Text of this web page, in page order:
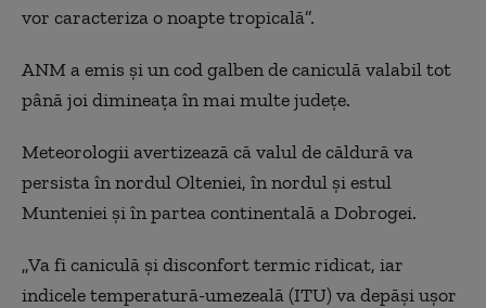
vor caracteriza o noapte tropicală”.
ANM a emis și un cod galben de caniculă valabil tot
până joi dimineața în mai multe județe.
Meteorologii avertizează că valul de căldură va
persista în nordul Olteniei, în nordul și estul
Munteniei și în partea continentală a Dobrogei.
„Va fi caniculă și disconfort termic ridicat, iar
indicele temperatură-umezeală (ITU) va depăși ușor